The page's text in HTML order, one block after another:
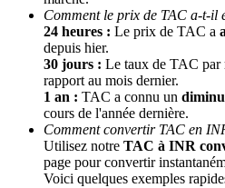
Comment le prix de TAC a-t-il
24 heures : Le prix de TAC a
depuis hier.
30 jours : Le taux de TAC par
rapport au mois dernier.
1 an : TAC a connu un
cours de l'année dernière.
Comment convertir TAC en
Utilisez notre TAC à INR
page pour convertir
Voici quelques exemples